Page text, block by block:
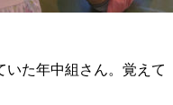
いた年中組さん。覚えて